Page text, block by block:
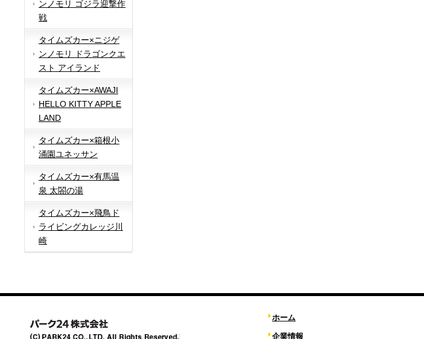
ンノモリ ゴジラ迎撃作
戦
タイムズカー×ニジゲ
ンノモリ ドラゴンクエ
スト アイランド
タイムズカー×AWAJI
HELLO KITTY APPLE
LAND
タイムズカー×箱根小
涌園ユネッサン
タイムズカー×有馬温
泉 太閤の湯
タイムズカー×飛鳥ド
ライビングカレッジ川
崎
ホーム
企業情報